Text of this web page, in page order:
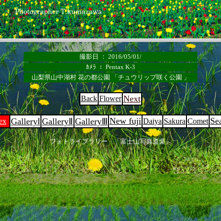
撮影日 ： 2016/05/01/
ｶﾒﾗ ： Pentax K-3
山梨県山中湖村 花の都公園 「チュウリップ咲く公園 」
Back Flower Next
GalleryⅠ GalleryⅡ GalleryⅢ New fuji Daiya Sakura Comet
フォトライブラリー 「富士山写真道楽」